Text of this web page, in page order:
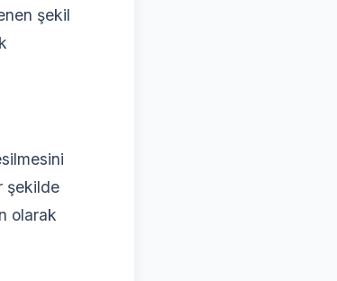
şekil
şekilde
olarak